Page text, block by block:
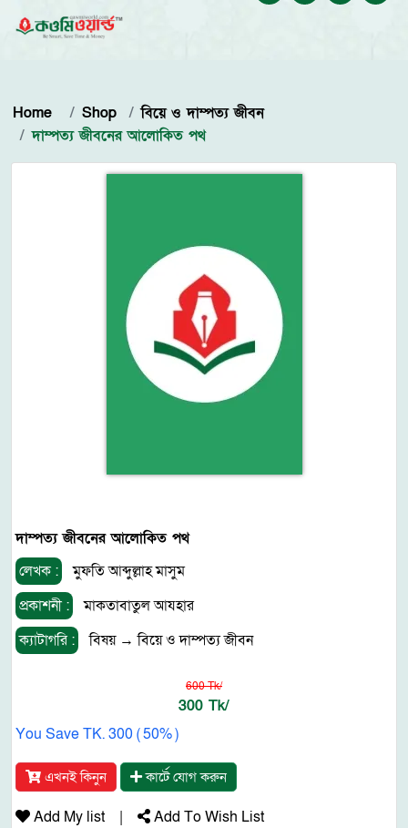
Home Shop
বিয়ে ও দাম্পত্য জীবন
দাম্পত্য জীবনের আলোকিত পথ
দাম্পত্য জীবনের আলোকিত পথ
লেখক :
মুফতি আব্দুল্লাহ মাসুম
প্রকাশনী :
মাকতাবাতুল আযহার
ক্যাটাগরি :
বিষয়→বিয়ে ও দাম্পত্য জীবন
600 Tk/
300 Tk/
You Save TK. 300 ( 50% )
এখনই কিনুন কার্টে যোগ করুন
Add My list | Add To Wish List